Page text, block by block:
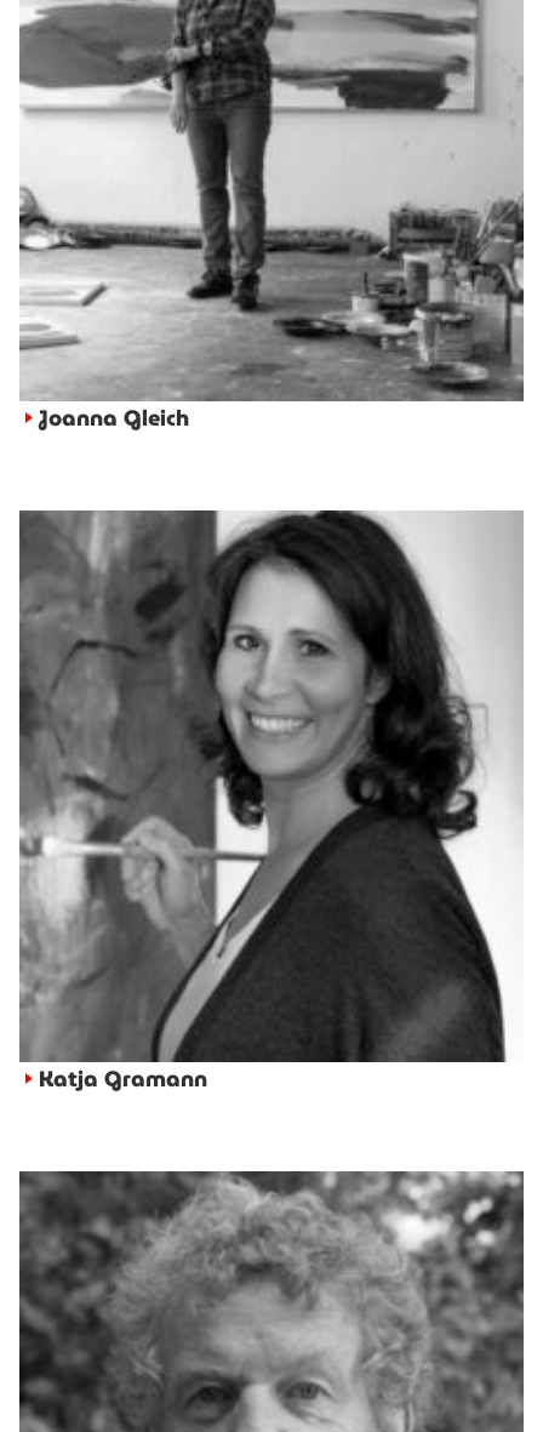
► Joanna Gleich
► Katja Gramann